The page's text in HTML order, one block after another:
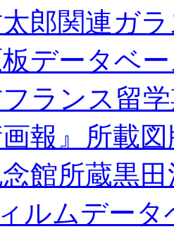
郎関連ガ
データベ
ランス留
画報』所載
館所蔵黒
ルムデータ